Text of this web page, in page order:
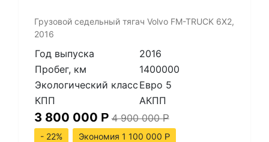
​Грузовой седельный тягач Volvo FM-TRUCK 6X2,
2016
Год выпуска
2016
Пробег, км
1400000
Экологический класс Евро 5
КПП
АКПП
3 800 000 Р 4 900 000Р
- 22%
Экономия 1 100 000 Р